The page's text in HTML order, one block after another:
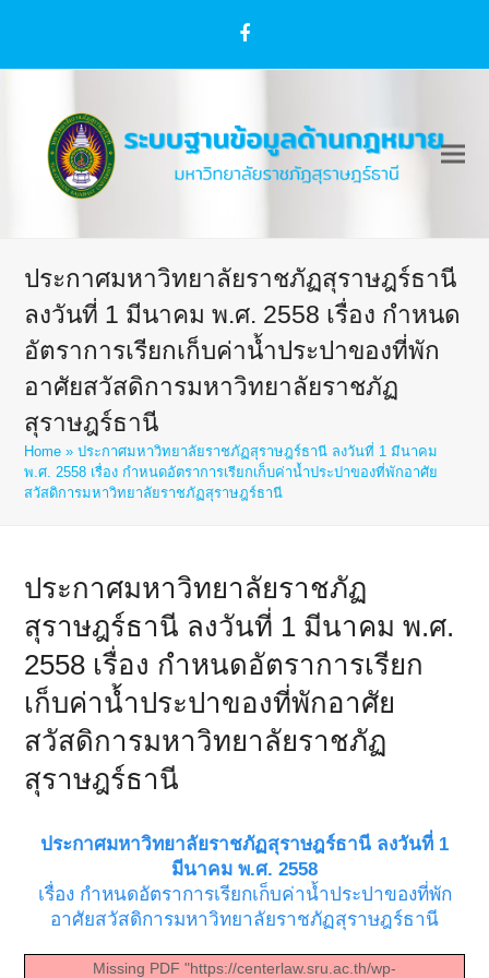
Facebook
ประกาศมหาวิทยาลัยราชภัฏสุราษฎร์ธานี
ลงวันที่ 1 มีนาคม พ.ศ. 2558 เรื่อง กำหนด
อัตราการเรียกเก็บค่าน้ำประปาของที่พัก
อาศัยสวัสดิการมหาวิทยาลัยราชภัฏ
สุราษฎร์ธานี
Home »ประกาศมหาวิทยาลัยราชภัฏสุราษฎร์ธานี ลงวันที่ 1 มีนาคม
พ.ศ. 2558 เรื่อง กำหนดอัตราการเรียกเก็บค่าน้ำประปาของที่พักอาศัย
สวัสดิการมหาวิทยาลัยราชภัฏสุราษฎร์ธานี
ประกาศมหาวิทยาลัยราชภัฏ
สุราษฎร์ธานี ลงวันที่ 1 มีนาคม พ.ศ.
2558 เรื่อง กำหนดอัตราการเรียก
เก็บค่าน้ำประปาของที่พักอาศัย
สวัสดิการมหาวิทยาลัยราชภัฏ
สุราษฎร์ธานี
ประกาศมหาวิทยาลัยราชภัฏสุราษฎร์ธานี ลงวันที่ 1
มีนาคม พ.ศ. 2558
เรื่อง กำหนดอัตราการเรียกเก็บค่าน้ำประปาของที่พัก
อาศัยสวัสดิการมหาวิทยาลัยราชภัฏสุราษฎร์ธานี
Missing PDF "https://centerlaw.sru.ac.th/wp-